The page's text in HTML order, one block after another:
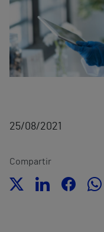
25/08/2021
Compartir